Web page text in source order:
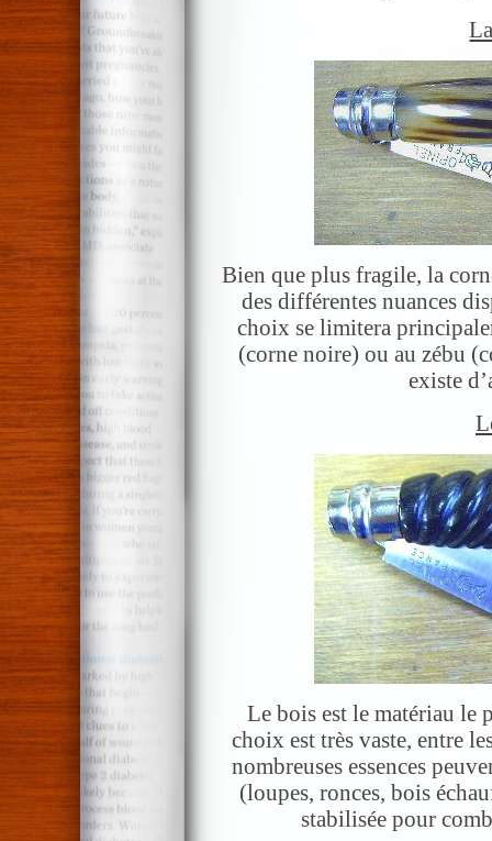
Bien que plus fragile, la
des différentes nuances
choix se limitera
(corne noire) ou au zébu
existe
Le bois est le matériau le
choix est très vaste, entre
nombreuses essences
(loupes, ronces, bois
stabilisée pour